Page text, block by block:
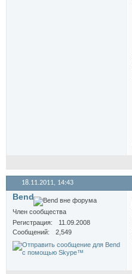
18.11.2011, 14:43
Bend
Член сообщества
Регистрация
11.09.2008
Сообщений
2,549